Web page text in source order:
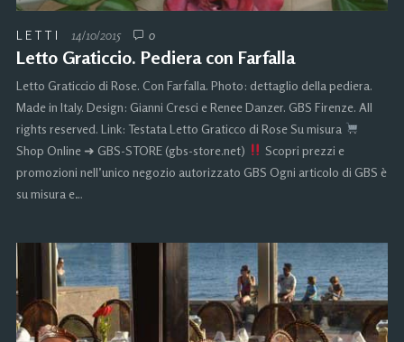
LETTI 14/10/2015 0
Letto Graticcio. Pediera con Farfalla
Letto Graticcio di Rose. Con Farfalla. Photo: dettaglio della pediera.
Made in Italy. Design: Gianni Cresci e Renee Danzer. GBS Firenze. All
rights reserved. Link: Testata Letto Graticco di Rose Su misura
Shop Online ➜ GBS-STORE (gbs-store.net)
Scopri prezzi e
promozioni nell’unico negozio autorizzato GBS Ogni articolo di GBS è
su misura e…